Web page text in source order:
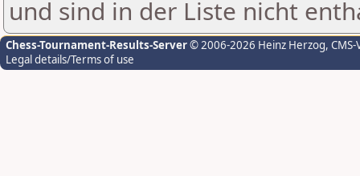
und sind in der Liste nicht
Chess-Tournament-Results-Server© 2006-2026 Heinz Herzog,
Legal details/Terms of use